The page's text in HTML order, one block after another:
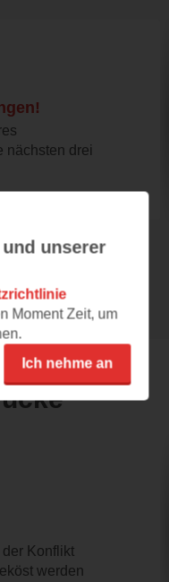
nächsten drei
anzeigen
der Konflikt
werden
unserer
Moment Zeit, um
Ich nehme an